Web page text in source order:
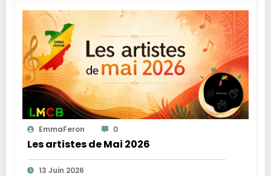
EmmaFeron 0
Les artistes de Mai 2026
13 Juin 2026